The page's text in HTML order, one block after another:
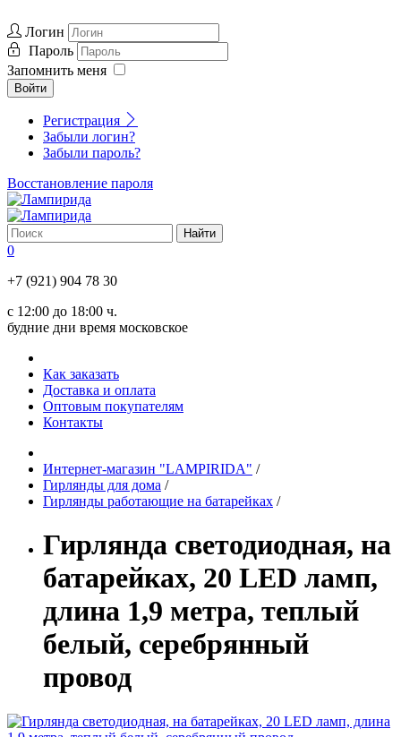
Логин
Пароль
Запомнить меня
Войти
Регистрация
Забыли логин?
Забыли пароль?
Восстановление пароля
0
+7 (921) 904 78 30
с 12:00 до 18:00 ч.
будние дни время московское
Как заказать
Доставка и оплата
Оптовым покупателям
Контакты
Интернет-магазин "LAMPIRIDA" /
Гирлянды для дома /
Гирлянды работающие на батарейках /
Гирлянда светодиодная, на
батарейках, 20 LED ламп,
длина 1,9 метра, теплый
белый, серебрянный
провод